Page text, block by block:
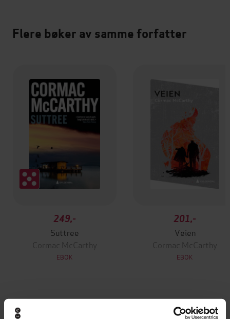
Flere bøker av samme forfatter
249,-
Suttree
Cormac McCarthy
EBOK
201,-
Veien
Cormac McCarthy
EBOK
Andre har også kjøpt